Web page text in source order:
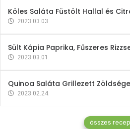
Köles Saláta Füstölt Hallal és
2023.03.03.
Sült Kápia Paprika, Fűszeres
2023.03.01.
Quinoa Saláta Grillezett
2023.02.24.
összes
Gyógynövények